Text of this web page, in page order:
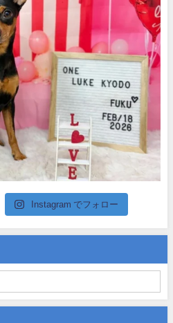
Instagram でフォロー